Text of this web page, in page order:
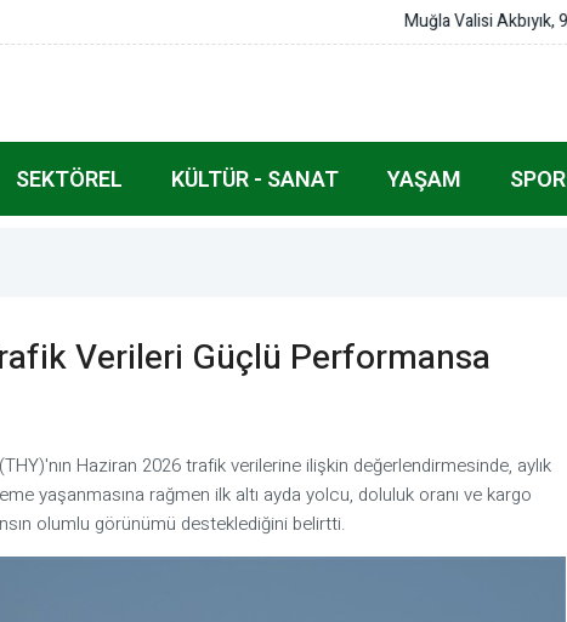
9. Bölge Düzensiz Göçle Mücadele Koordinasyon Toplantısı'na katıldı
SEKTÖREL KÜLTÜR - SANAT YAŞAM SPOR
Verileri Güçlü Performansa
Haziran 2026 trafik verilerine ilişkin değerlendirmesinde, aylık
yaşanmasına rağmen ilk altı ayda yolcu, doluluk oranı ve kargo
olumlu görünümü desteklediğini belirtti.